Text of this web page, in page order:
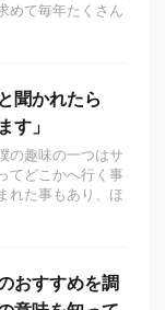
めて毎年たくさん
聞かれたら
す」
の趣味の一つはサ
てどこかへ行く事
れた事もあり、ほ
おすすめを調